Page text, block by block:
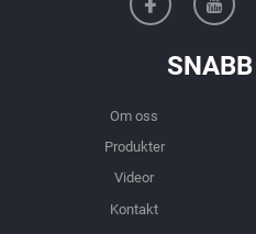
Om oss
Produkter
Videor
Kontakt